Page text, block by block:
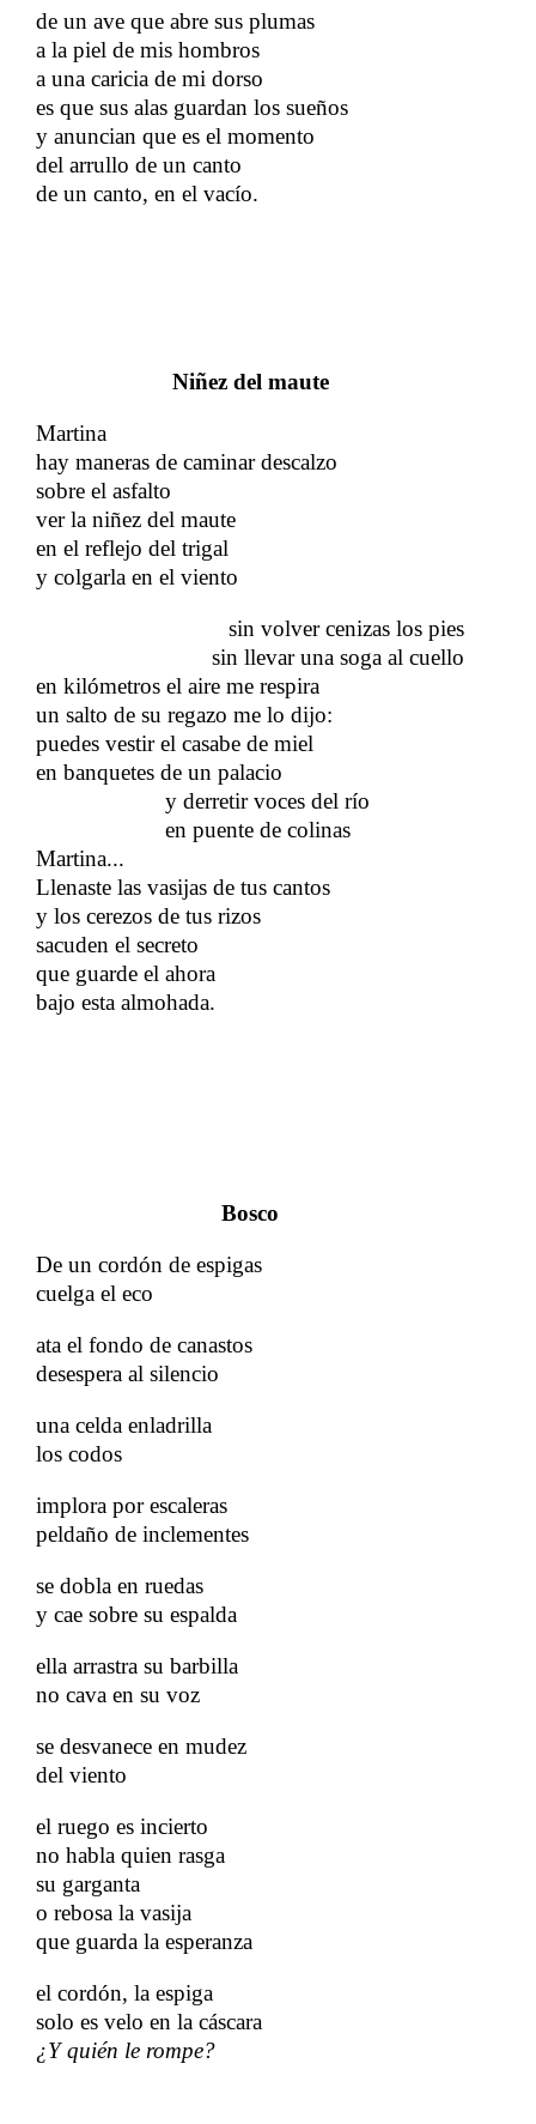
de un ave que abre sus plumas
a la piel de mis hombros
a una caricia de mi dorso
es que sus alas guardan los sueños
y anuncian que es el momento
del arrullo de un canto
de un canto, en el vacío.
Niñez del maute
Martina
hay maneras de caminar descalzo
sobre el asfalto
ver la niñez del maute
en el reflejo del trigal
y colgarla en el viento
sin volver cenizas los pies
sin llevar una soga al cuello
en kilómetros el aire me respira
un salto de su regazo me lo dijo:
puedes vestir el casabe de miel
en banquetes de un palacio
y derretir voces del río
en puente de colinas
Martina...
Llenaste las vasijas de tus cantos
y los cerezos de tus rizos
sacuden el secreto
que guarde el ahora
bajo esta almohada.
Bosco
De un cordón de espigas
cuelga el eco
ata el fondo de canastos
desespera al silencio
una celda enladrilla
los codos
implora por escaleras
peldaño de inclementes
se dobla en ruedas
y cae sobre su espalda
ella arrastra su barbilla
no cava en su voz
se desvanece en mudez
del viento
el ruego es incierto
no habla quien rasga
su garganta
o rebosa la vasija
que guarda la esperanza
el cordón, la espiga
solo es velo en la cáscara
¿Y quién le rompe?